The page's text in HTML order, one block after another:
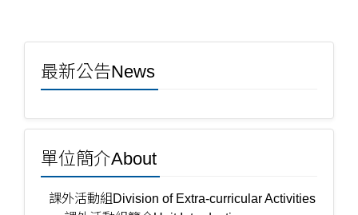
最新公告News
單位簡介About
課外活動組Division of Extra-curricular Activities